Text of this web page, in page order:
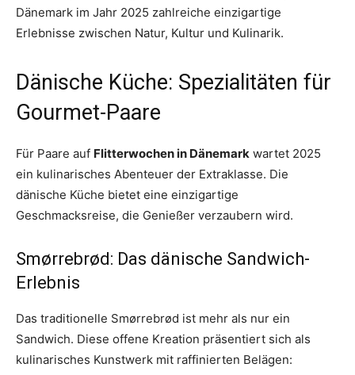
Dänemark im Jahr 2025 zahlreiche einzigartige
Erlebnisse zwischen Natur, Kultur und Kulinarik.
Dänische Küche: Spezialitäten für
Gourmet-Paare
Für Paare auf Flitterwochen in Dänemark wartet 2025
ein kulinarisches Abenteuer der Extraklasse. Die
dänische Küche bietet eine einzigartige
Geschmacksreise, die Genießer verzaubern wird.
Smørrebrød: Das dänische Sandwich-
Erlebnis
Das traditionelle Smørrebrød ist mehr als nur ein
Sandwich. Diese offene Kreation präsentiert sich als
kulinarisches Kunstwerk mit raffinierten Belägen: